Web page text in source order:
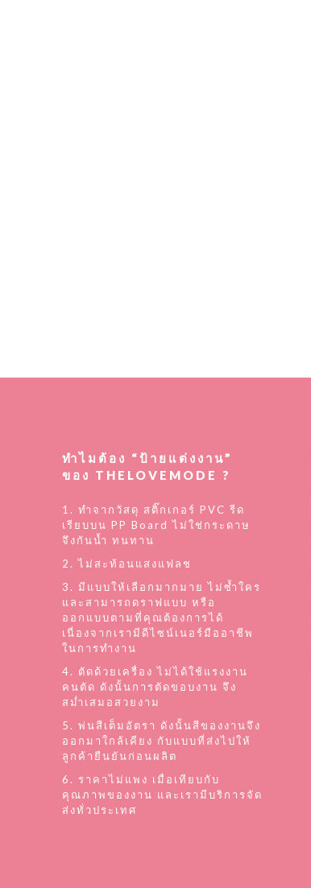
ทำไมต้อง “ป้ายแต่งงาน”
ของ THELOVEMODE ?
1. ทำจากวัสดุ สติ๊กเกอร์ PVC รีด
เรียบบน PP Board ไม่ใช่กระดาษ
จึงกันน้ำ ทนทาน
2. ไม่สะท้อนแสงแฟลช
3. มีแบบให้เลือกมากมาย ไม่ซ้ำใคร
และสามารถดราฟแบบ หรือ
ออกแบบตามที่คุณต้องการได้
เนื่องจากเรามีดีไซน์เนอร์มืออาชีพ
ในการทำงาน
4. ตัดด้วยเครื่อง ไม่ได้ใช้แรงงาน
คนตัด ดังนั้นการตัดขอบงาน จึง
สม่ำเสมอสวยงาม
5. พ่นสีเต็มอัตรา ดังนั้นสีของงานจึง
ออกมาใกล้เคียง กับแบบที่ส่งไปให้
ลูกค้ายืนยันก่อนผลิต
6. ราคาไม่แพง เมื่อเทียบกับ
คุณภาพของงาน และเรามีบริการจัด
ส่งทั่วประเทศ